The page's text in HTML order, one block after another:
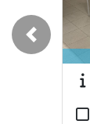
Previous